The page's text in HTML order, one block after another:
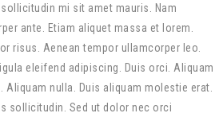
mi sit amet mauris. Nam
ante. Etiam aliquet massa et lorem.
risus. Aenean tempor ullamcorper leo.
eleifend adipiscing. Duis orci. Aliquam
nulla. Duis aliquam molestie erat.
sollicitudin. Sed ut dolor nec orci